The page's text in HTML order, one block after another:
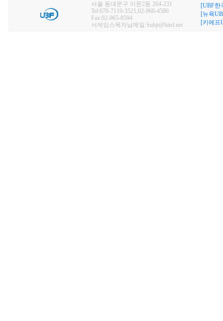
서울 동대문구 이문2동 264-231
Tel:070-7119-3521,02-968-4586
Fax:02-965-8594
서제임스목자님메일:Suhjt@hitel.net
[UBF한
[뉴욕
[키에프